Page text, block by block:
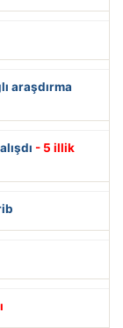
araşdırma
- 5 illik